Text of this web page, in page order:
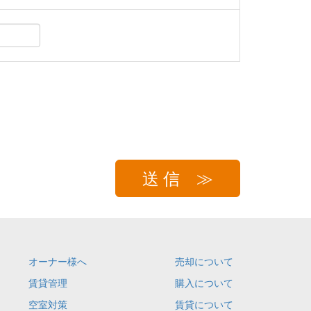
オーナー様へ
賃貸管理
空室対策
売却について
購入について
賃貸について